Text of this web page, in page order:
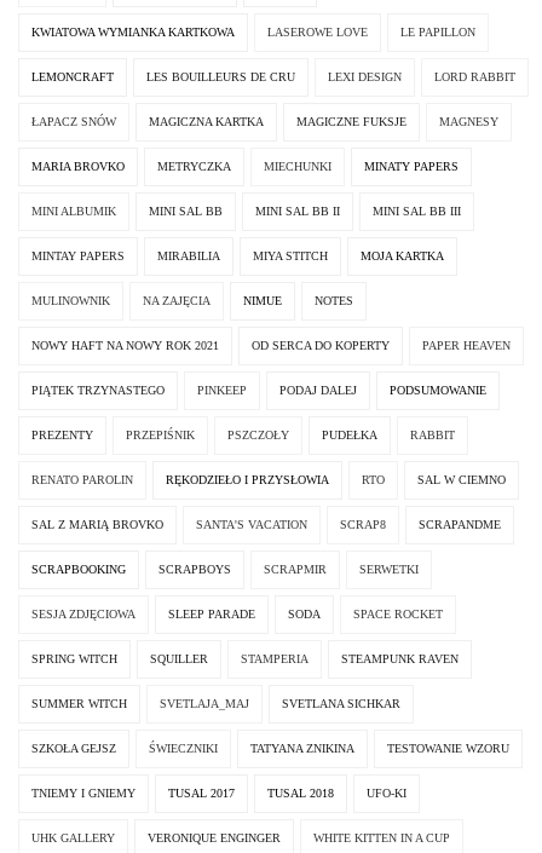
KWIATOWA WYMIANKA KARTKOWA LASEROWE LOVE LE PAPILLON
LEMONCRAFT LES BOUILLEURS DE CRU LEXI DESIGN LORD RABBIT
ŁAPACZ SNÓW MAGICZNA KARTKA MAGICZNE FUKSJE MAGNESY
MARIA BROVKO METRYCZKA MIECHUNKI MINATY PAPERS
MINI ALBUMIK MINI SAL BB MINI SAL BB II MINI SAL BB III
MINTAY PAPERS MIRABILIA MIYA STITCH MOJA KARTKA
MULINOWNIK NA ZAJĘCIA NIMUE NOTES
NOWY HAFT NA NOWY ROK 2021 OD SERCA DO KOPERTY PAPER HEAVEN
PIĄTEK TRZYNASTEGO PINKEEP PODAJ DALEJ PODSUMOWANIE
PREZENTY PRZEPIŚNIK PSZCZOŁY PUDEŁKA RABBIT
RENATO PAROLIN RĘKODZIEŁO I PRZYSŁOWIA RTO SAL W CIEMNO
SAL Z MARIĄ BROVKO SANTA'S VACATION SCRAP8 SCRAPANDME
SCRAPBOOKING SCRAPBOYS SCRAPMIR SERWETKI
SESJA ZDJĘCIOWA SLEEP PARADE SODA SPACE ROCKET
SPRING WITCH SQUILLER STAMPERIA STEAMPUNK RAVEN
SUMMER WITCH SVETLAJA_MAJ SVETLANA SICHKAR
SZKOŁA GEJSZ ŚWIECZNIKI TATYANA ZNIKINA TESTOWANIE WZORU
TNIEMY I GNIEMY TUSAL 2017 TUSAL 2018 UFO-KI
UHK GALLERY VERONIQUE ENGINGER WHITE KITTEN IN A CUP